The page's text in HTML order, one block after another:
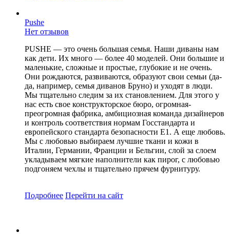
Pushe
Нет отзывов
PUSHE — это очень большая семья. Наши диваны нам
как дети. Их много — более 40 моделей. Они большие и
маленькие, сложные и простые, глубокие и не очень.
Они рождаются, развиваются, образуют свои семьи (да-
да, например, семья диванов Бруно) и уходят в люди.
Мы тщательно следим за их становлением. Для этого у
нас есть свое конструкторское бюро, огромная-
преогромная фабрика, амбициозная команда дизайнеров
и контроль соответствия нормам Госстандарта и
европейского стандарта безопасности Е1. А еще любовь.
Мы с любовью выбираем лучшие ткани и кожи в
Италии, Германии, Франции и Бельгии, слой за слоем
укладываем мягкие наполнители как пирог, с любовью
подгоняем чехлы и тщательно прячем фурнитуру.
Подробнее Перейти на сайт